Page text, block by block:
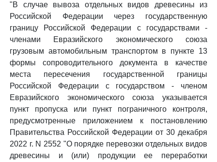
"В случае вывоза отдельных видов древесины из
Российской Федерации через государственную
границу Российской Федерации с государствами -
членами Евразийского экономического союза
грузовым автомобильным транспортом в пункте 13
формы сопроводительного документа в качестве
места пересечения государственной границы
Российской Федерации с государством - членом
Евразийского экономического союза указывается
пункт пропуска или пункт пограничного контроля,
предусмотренные приложением к постановлению
Правительства Российской Федерации от 30 декабря
2022 г. N 2552 "О порядке перевозки отдельных видов
древесины и (или) продукции ее переработки